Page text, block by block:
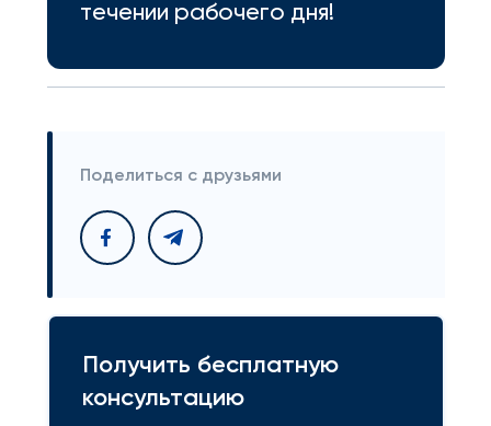
течении рабочего дня!
Поделиться с друзьями
Получить бесплатную
консультацию